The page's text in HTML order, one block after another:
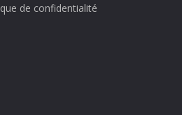
de confidentialité